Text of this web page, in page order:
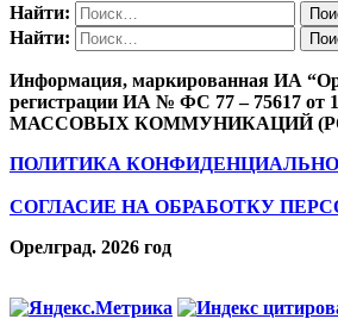
Найти:
Найти:
Информация, маркированная ИА
регистрации ИА № ФС 77 –
МАССОВЫХ КОММУНИКАЦИЙ
ПОЛИТИКА
СОГЛАСИЕ НА ОБРАБОТКУ
Орелград. 2026 год